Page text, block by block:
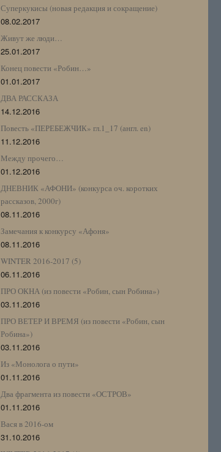
Суперкукисы (новая редакция и сокращение)
08.02.2017
Живут же люди…
25.01.2017
Конец повести «Робин…»
01.01.2017
ДВА РАССКАЗА
14.12.2016
Повесть «ПЕРЕБЕЖЧИК» гл.1_17 (англ. en)
11.12.2016
Между прочего…
01.12.2016
ДНЕВНИК «АФОНИ» (конкурса оч. коротких
рассказов, 2000г)
08.11.2016
Замечания к конкурсу «Афоня»
08.11.2016
WINTER 2016-2017 (5)
06.11.2016
ПРО ОКНА (из повести «Робин, сын Робина»)
03.11.2016
ПРО ВЕТЕР И ВРЕМЯ (из повести «Робин, сын
Робина»)
03.11.2016
Из «Монолога о пути»
01.11.2016
Два фрагмента из повести «ОСТРОВ»
01.11.2016
Вася в 2016-ом
31.10.2016